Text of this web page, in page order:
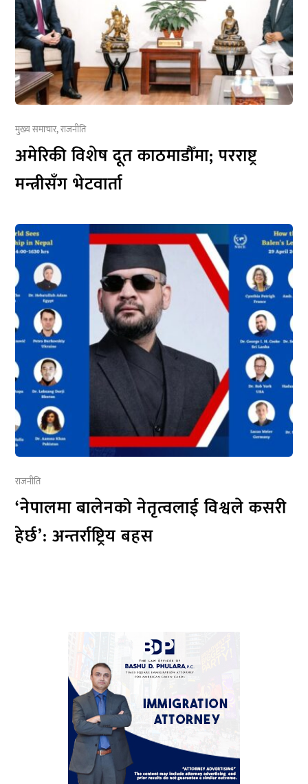
मुख्य समाचार,राजनीति
अमेरिकी विशेष दूत काठमाडौँमा; परराष्ट्र
मन्त्रीसँग भेटवार्ता
राजनीति
‘नेपालमा बालेनको नेतृत्वलाई विश्वले कसरी
हेर्छ’: अन्तर्राष्ट्रिय बहस